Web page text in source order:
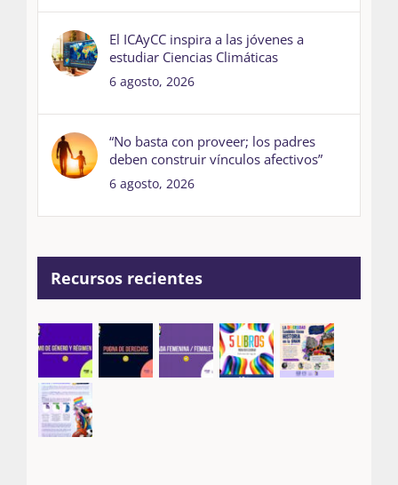
El ICAyCC inspira a las jóvenes a
estudiar Ciencias Climáticas
6 agosto, 2026
“No basta con proveer; los padres
deben construir vínculos afectivos”
6 agosto, 2026
Recursos recientes